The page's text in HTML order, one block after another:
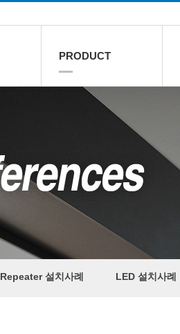
PRODUCT
Repeater 설치사례 LED 설치사례